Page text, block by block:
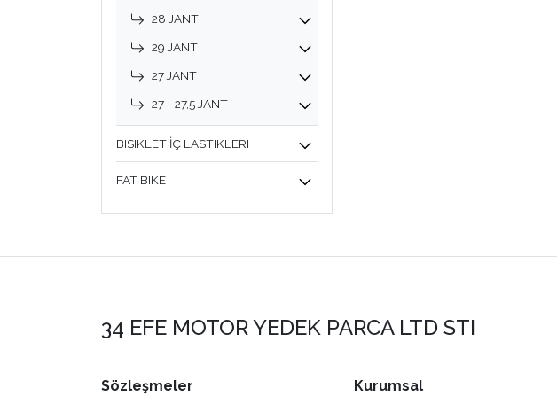
28 JANT
29 JANT
27 JANT
27 - 27,5 JANT
BISIKLET İÇ LASTIKLERI
FAT BIKE
34 EFE MOTOR YEDEK PARCA LTD STI
Sözleşmeler Kurumsal